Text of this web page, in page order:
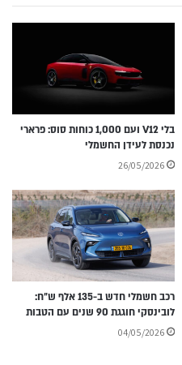
בלי V12 ועם 1,000 כוחות סוס: פרארי
נכנסת לעידן החשמלי
26/05/2026
רכב חשמלי חדש ב-135 אלף ש״ח:
לובינסקי חוגגת 90 שנים עם הטבות
04/05/2026